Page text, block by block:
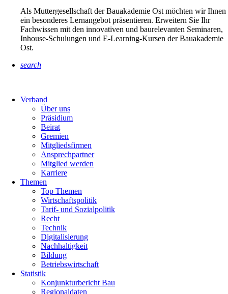
Als Muttergesellschaft der Bauakademie Ost möchten wir Ihnen
ein besonderes Lernangebot präsentieren. Erweitern Sie Ihr
Fachwissen mit den innovativen und baurelevanten Seminaren,
Inhouse-Schulungen und E-Learning-Kursen der Bauakademie
Ost.
search
Verband
Über uns
Präsidium
Beirat
Gremien
Mitgliedsfirmen
Ansprechpartner
Mitglied werden
Karriere
Themen
Top Themen
Wirtschaftspolitik
Tarif- und Sozialpolitik
Recht
Technik
Digitalisierung
Nachhaltigkeit
Bildung
Betriebswirtschaft
Statistik
Konjunkturbericht Bau
Regionaldaten